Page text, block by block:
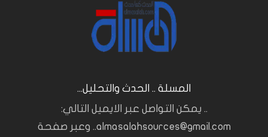
المسلة .. الحدث والتحليل...
.. يمكن التواصل عبر الايميل التالي:
almasalahsources@gmail.com.. وعبر صفحة